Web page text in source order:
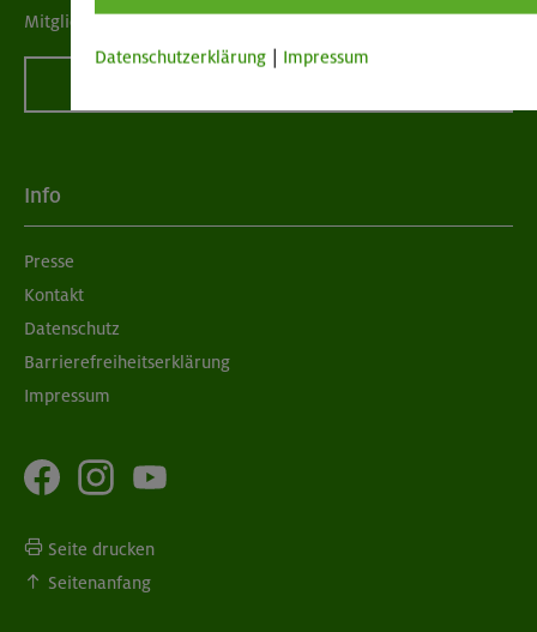
Mitgliedschaft kündigen
Info
Presse
Kontakt
Datenschutz
Barrierefreiheitserklärung
Impressum
Seite drucken
Seitenanfang
Datenschutzerklärung Impressum